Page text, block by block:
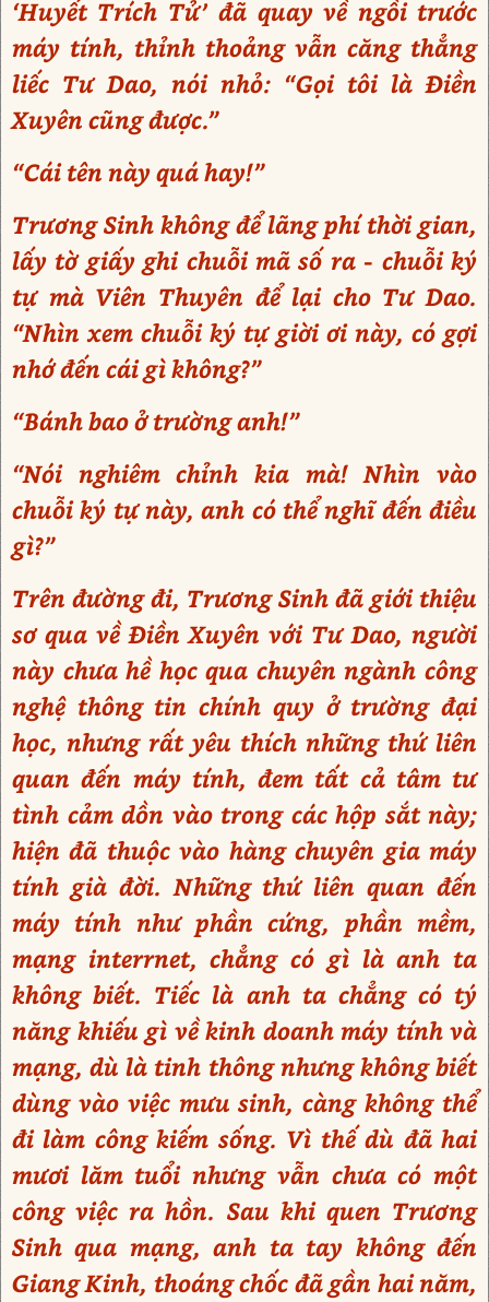
‘Huyết Trích Tử’ đã quay về ngồi trước
máy tính, thỉnh thoảng vẫn căng thẳng
liếc Tư Dao, nói nhỏ: “Gọi tôi là Điền
Xuyên cũng được.”
“Cái tên này quá hay!”
Trương Sinh không để lãng phí thời gian,
lấy tờ giấy ghi chuỗi mã số ra - chuỗi ký
tự mà Viên Thuyên để lại cho Tư Dao.
“Nhìn xem chuỗi ký tự giời ơi này, có gợi
nhớ đến cái gì không?”
“Bánh bao ở trường anh!”
“Nói nghiêm chỉnh kia mà! Nhìn vào
chuỗi ký tự này, anh có thể nghĩ đến điều
gì?”
Trên đường đi, Trương Sinh đã giới thiệu
sơ qua về Điền Xuyên với Tư Dao, người
này chưa hề học qua chuyên ngành công
nghệ thông tin chính quy ở trường đại
học, nhưng rất yêu thích những thứ liên
quan đến máy tính, đem tất cả tâm tư
tình cảm dồn vào trong các hộp sắt này;
hiện đã thuộc vào hàng chuyên gia máy
tính già đời. Những thứ liên quan đến
máy tính như phần cứng, phần mềm,
mạng interrnet, chẳng có gì là anh ta
không biết. Tiếc là anh ta chẳng có tý
năng khiếu gì về kinh doanh máy tính và
mạng, dù là tinh thông nhưng không biết
dùng vào việc mưu sinh, càng không thể
đi làm công kiếm sống. Vì thế dù đã hai
mươi lăm tuổi nhưng vẫn chưa có một
công việc ra hồn. Sau khi quen Trương
Sinh qua mạng, anh ta tay không đến
Giang Kinh, thoáng chốc đã gần hai năm,